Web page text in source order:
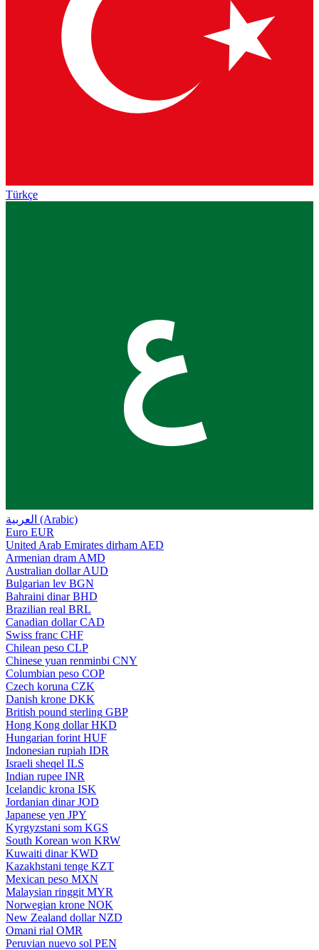
Türkçe
ع
العربية (Arabic)
Euro EUR
United Arab Emirates dirham AED
Armenian dram AMD
Australian dollar AUD
Bulgarian lev BGN
Bahraini dinar BHD
Brazilian real BRL
Canadian dollar CAD
Swiss franc CHF
Chilean peso CLP
Chinese yuan renminbi CNY
Columbian peso COP
Czech koruna CZK
Danish krone DKK
British pound sterling GBP
Hong Kong dollar HKD
Hungarian forint HUF
Indonesian rupiah IDR
Israeli sheqel ILS
Indian rupee INR
Icelandic krona ISK
Jordanian dinar JOD
Japanese yen JPY
Kyrgyzstani som KGS
South Korean won KRW
Kuwaiti dinar KWD
Kazakhstani tenge KZT
Mexican peso MXN
Malaysian ringgit MYR
Norwegian krone NOK
New Zealand dollar NZD
Omani rial OMR
Peruvian nuevo sol PEN